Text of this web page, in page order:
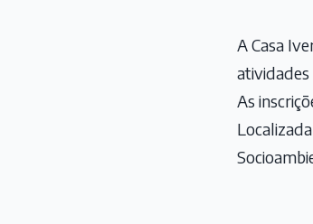
A Casa
atividades
As